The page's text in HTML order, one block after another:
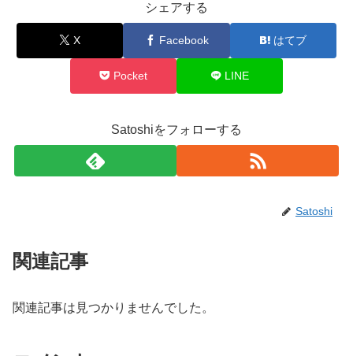
シェアする
X Facebook はてブ
Pocket LINE
Satoshiをフォローする
Satoshi
関連記事
関連記事は見つかりませんでした。